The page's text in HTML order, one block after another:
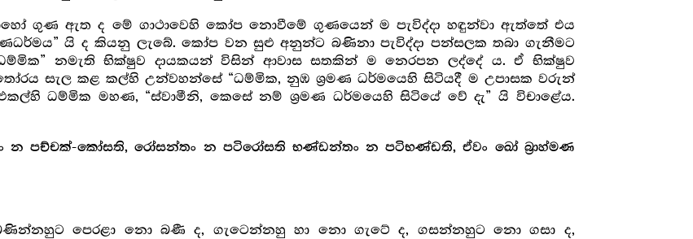
ගුණ ඇත ද මේ ගාථාවෙහි කෝප නොවීමේ ගුණයෙන් ම පැවිද්දා හඳුන්වා ඇත්තේ එය
යි ද කියනු ලැබේ. කෝප වන සුළු අනුන්ට බණිනා පැවිද්දා පන්සලක තබා ගැනීමට
නමැති භික්ෂුව දායකයන් විසින් ආවාස සතකින් ම නෙරපන ලද්දේ ය. ඒ භික්ෂුව
සැල කළ කල්හි උන්වහන්සේ “ධම්මික, නුඹ ශ්‍ර‍මණ ධර්මයෙහි සිටියදී ම උපාසක වරුන්
ධම්මික මහණ, “ස්වාමීනි, කෙසේ නම් ශ්‍ර‍මණ ධර්මයෙහි සිටියේ වේ දැ” යි විචාළේය.
න පච්චක්-කෝසති, රෝසන්තං න පටිරෝසති භණ්ඩන්තං න පටිභණ්ඩති, ඒවං ඛෝ බ්‍රාහ්මණ
බණින්නහුට පෙරළා නො බණී ද, ගැටෙන්නහු හා නො ගැටේ ද, ගසන්නහුට නො ගසා ද,